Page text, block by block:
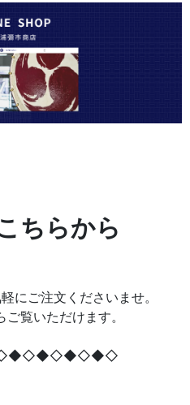
ちらから
にご注文くださいませ。
覧いただけます。